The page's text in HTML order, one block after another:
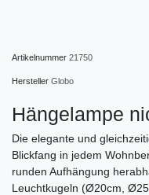
Artikelnummer 21750
Hersteller Globo
Hängelampe
Die elegante und
Blickfang in jedem
runden Aufhängung
Leuchtkugeln (Ø20cm,